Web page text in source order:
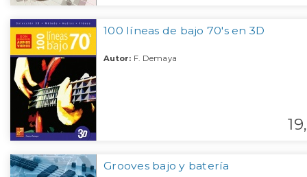
100 líneas de bajo 70's en 3D
Autor: F. Demaya
19,
Grooves bajo y batería